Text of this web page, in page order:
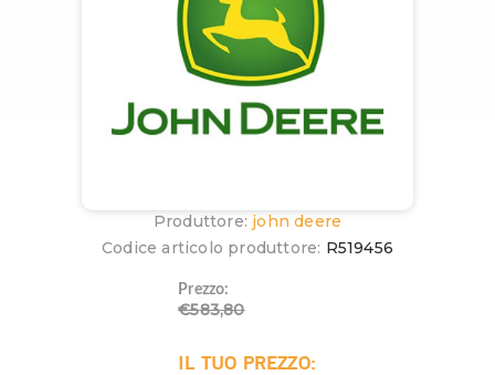
Produttore: john deere
Codice articolo produttore: R519456
Prezzo:
€583,80
IL TUO PREZZO: